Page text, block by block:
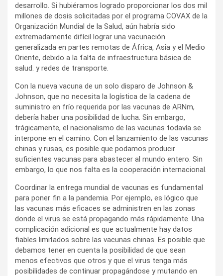
desarrollo. Si hubiéramos logrado proporcionar los dos mil
millones de dosis solicitadas por el programa COVAX de la
Organización Mundial de la Salud, aún habría sido
extremadamente difícil lograr una vacunación
generalizada en partes remotas de África, Asia y el Medio
Oriente, debido a la falta de infraestructura básica de
salud. y redes de transporte.
Con la nueva vacuna de un solo disparo de Johnson &
Johnson, que no necesita la logística de la cadena de
suministro en frío requerida por las vacunas de ARNm,
debería haber una posibilidad de lucha. Sin embargo,
trágicamente, el nacionalismo de las vacunas todavía se
interpone en el camino. Con el lanzamiento de las vacunas
chinas y rusas, es posible que podamos producir
suficientes vacunas para abastecer al mundo entero. Sin
embargo, lo que nos falta es la cooperación internacional.
Coordinar la entrega mundial de vacunas es fundamental
para poner fin a la pandemia. Por ejemplo, es lógico que
las vacunas más eficaces se administren en las zonas
donde el virus se está propagando más rápidamente. Una
complicación adicional es que actualmente hay datos
fiables limitados sobre las vacunas chinas. Es posible que
debamos tener en cuenta la posibilidad de que sean
menos efectivos que otros y que el virus tenga más
posibilidades de continuar propagándose y mutando en